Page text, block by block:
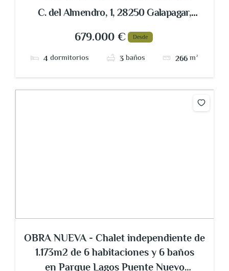
Galapagar
C. del Almendro, 1, 28250 Galapagar,
679.000 € Desde
4 dormitorios 3baños 266 m²
OBRA NUEVA - Chalet independiente de
1.173m2 de 6 habitaciones y 6 baños
en Parque Lagos Puente Nuevo